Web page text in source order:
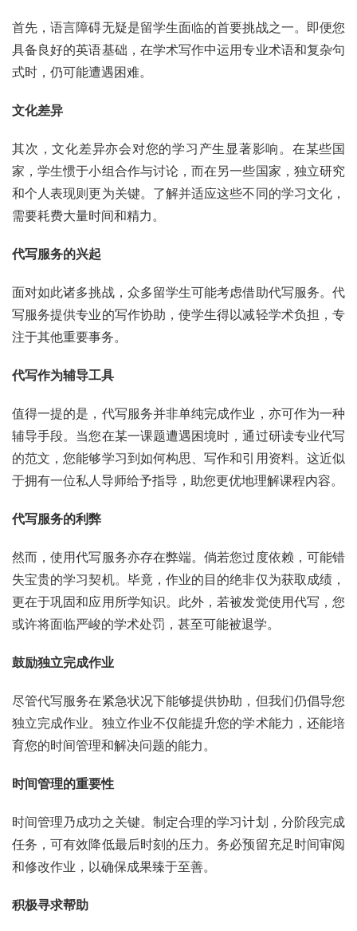
首先，语言障碍无疑是留学生面临的首要挑战之一。即便您
具备良好的英语基础，在学术写作中运用专业术语和复杂句
式时，仍可能遭遇困难。
文化差异
其次，文化差异亦会对您的学习产生显著影响。在某些国
家，学生惯于小组合作与讨论，而在另一些国家，独立研究
和个人表现则更为关键。了解并适应这些不同的学习文化，
需要耗费大量时间和精力。
代写服务的兴起
面对如此诸多挑战，众多留学生可能考虑借助代写服务。代
写服务提供专业的写作协助，使学生得以减轻学术负担，专
注于其他重要事务。
代写作为辅导工具
值得一提的是，代写服务并非单纯完成作业，亦可作为一种
辅导手段。当您在某一课题遭遇困境时，通过研读专业代写
的范文，您能够学习到如何构思、写作和引用资料。这近似
于拥有一位私人导师给予指导，助您更优地理解课程内容。
代写服务的利弊
然而，使用代写服务亦存在弊端。倘若您过度依赖，可能错
失宝贵的学习契机。毕竟，作业的目的绝非仅为获取成绩，
更在于巩固和应用所学知识。此外，若被发觉使用代写，您
或许将面临严峻的学术处罚，甚至可能被退学。
鼓励独立完成作业
尽管代写服务在紧急状况下能够提供协助，但我们仍倡导您
独立完成作业。独立作业不仅能提升您的学术能力，还能培
育您的时间管理和解决问题的能力。
时间管理的重要性
时间管理乃成功之关键。制定合理的学习计划，分阶段完成
任务，可有效降低最后时刻的压力。务必预留充足时间审阅
和修改作业，以确保成果臻于至善。
积极寻求帮助